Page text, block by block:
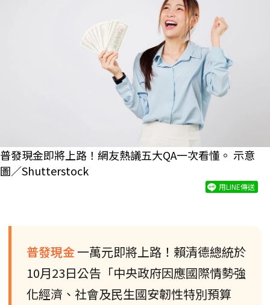
普發現金即將上路！網友熱議五大QA一次看懂。 示意
圖／Shutterstock
用LINE傳送
普發現金一萬元即將上路！賴清德總統於
10月23日公告「中央政府因應國際情勢強
化經濟、社會及民生國安韌性特別預算